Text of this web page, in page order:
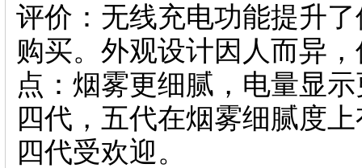
评价：无线充电功能提升
购买。外观设计因人而异
点：烟雾更细腻，电量显
四代，五代在烟雾细腻度
四代受欢迎。